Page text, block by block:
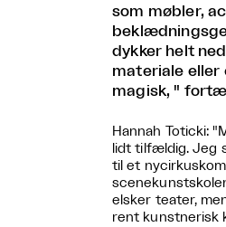
som møbler,
dykker helt
materiale eller
magisk, "
Hannah Toticki:
lidt tilfældig. Jeg
til et
elsker teater,
rent kunstnerisk